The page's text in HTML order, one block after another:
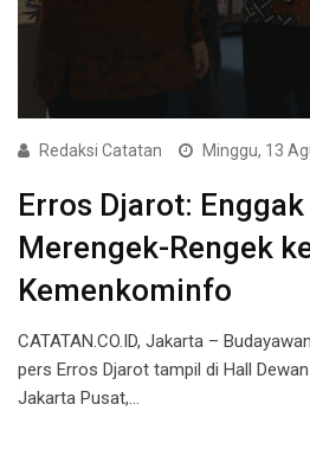
Redaksi Catatan Minggu, 13
Erros Djarot: Enggak
Merengek-Rengek
Kemenkominfo
CATATAN.CO.ID, Jakarta –
pers Erros Djarot tampil di Hall
Jakarta Pusat,…